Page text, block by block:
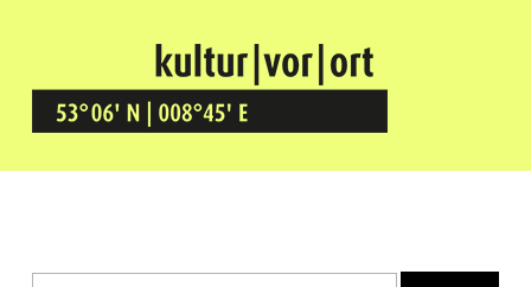
Kultur Vor Ort
BREMEN GRÖPELINGEN